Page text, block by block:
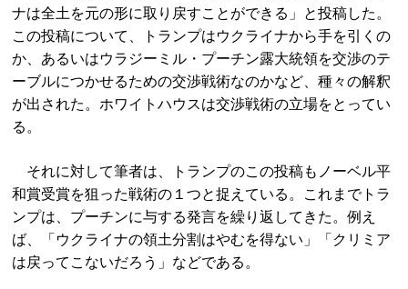
ナは全土を元の形に取り戻すことができる」と投稿した。
この投稿について、トランプはウクライナから手を引くの
か、あるいはウラジーミル・プーチン露大統領を交渉のテ
ーブルにつかせるための交渉戦術なのかなど、種々の解釈
が出された。ホワイトハウスは交渉戦術の立場をとってい
る。
それに対して筆者は、トランプのこの投稿もノーベル平
和賞受賞を狙った戦術の１つと捉えている。これまでトラ
ンプは、プーチンに与する発言を繰り返してきた。例え
ば、「ウクライナの領土分割はやむを得ない」「クリミア
は戻ってこないだろう」などである。